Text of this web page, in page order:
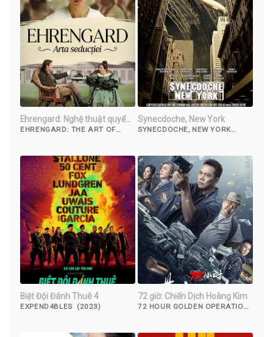
Ehrengard: Nghệ thuật quyến
rũ
EHRENGARD: THE ART OF
Synecdoche, New York
SYNECDOCHE, NEW YORK
Biệt Đội Đánh Thuê 4
EXPEND4BLES (2023)
72 giờ: Chiến Dịch Hoàng Kim
72 HOUR GOLDEN OPERATION